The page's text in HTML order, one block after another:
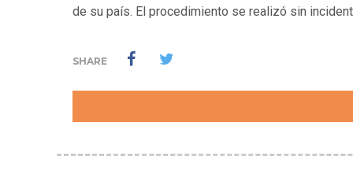
de su país. El procedimiento se realizó sin
SHARE